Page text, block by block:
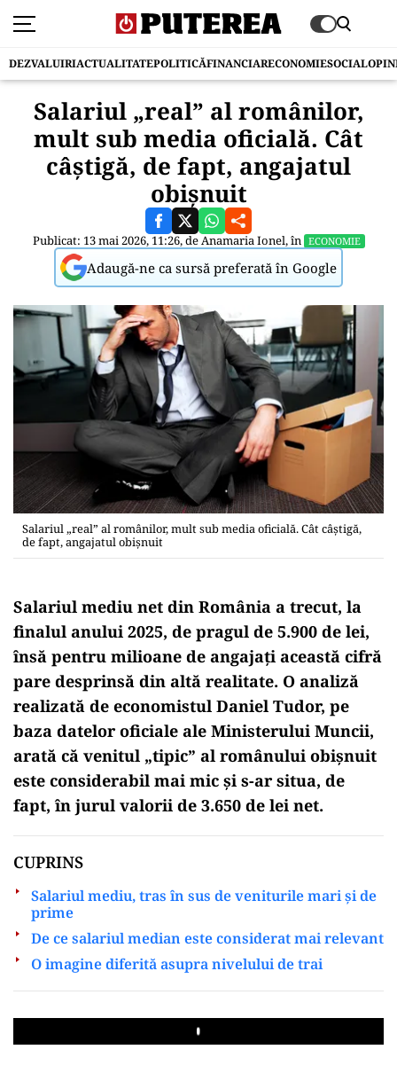
DEZVALUIRIACTUALITATEPOLITICĂFINANCIARECONOMIESOCIAL
Salariul „real” al românilor,
mult sub media oficială. Cât
câștigă, de fapt, angajatul
obișnuit
Publicat: 13 mai 2026, 11:26, deAnamaria Ionel, în ECONOMIE
Adaugă-ne ca sursă preferată în Google
Salariul „real” al românilor, mult sub media oficială. Cât câștigă,
de fapt, angajatul obișnuit
Salariul mediu net din România a trecut, la
finalul anului 2025, de pragul de 5.900 de lei,
însă pentru milioane de angajați această cifră
pare desprinsă din altă realitate. O analiză
realizată de economistul Daniel Tudor, pe
baza datelor oficiale ale Ministerului Muncii,
arată că venitul „tipic” al românului obișnuit
este considerabil mai mic și s-ar situa, de
fapt, în jurul valorii de 3.650 de lei net.
CUPRINS
Salariul mediu, tras în sus de veniturile mari și de
prime
De ce salariul median este considerat mai relevant
O imagine diferită asupra nivelului de trai
Play